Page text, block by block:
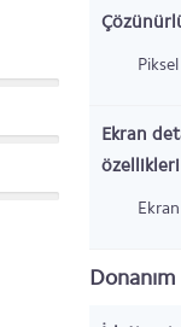
Ekran
özellikleri
Donanım